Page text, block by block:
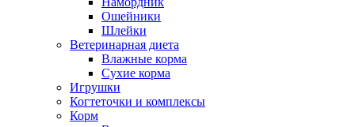
Ошейники
Шлейки
Ветеринарная диета
Влажные корма
Сухие корма
Игрушки
Когтеточки и комплексы
Корм